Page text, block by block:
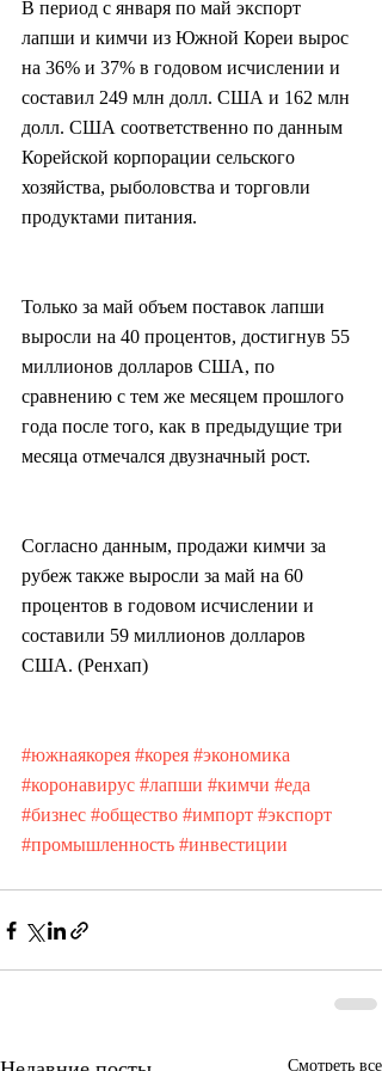
В период с января по май экспорт
лапши и кимчи из Южной Кореи вырос
на 36% и 37% в годовом исчислении и
составил 249 млн долл. США и 162 млн
долл. США соответственно по данным
Корейской корпорации сельского
хозяйства, рыболовства и торговли
продуктами питания.
Только за май объем поставок лапши
выросли на 40 процентов, достигнув 55
миллионов долларов США, по
сравнению с тем же месяцем прошлого
года после того, как в предыдущие три
месяца отмечался двузначный рост.
Согласно данным, продажи кимчи за
рубеж также выросли за май на 60
процентов в годовом исчислении и
составили 59 миллионов долларов
США. (Ренхап)
#южнаякорея #корея #экономика
#коронавирус #лапши #кимчи #еда
#бизнес #общество #импорт #экспорт
#промышленность #инвестиции
Смотреть все